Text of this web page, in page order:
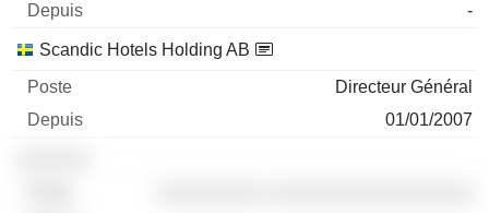
-
Scandic Hotels Holding AB
Directeur Général
01/01/2007